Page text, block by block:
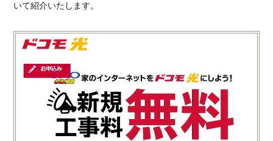
いて紹介いたします。